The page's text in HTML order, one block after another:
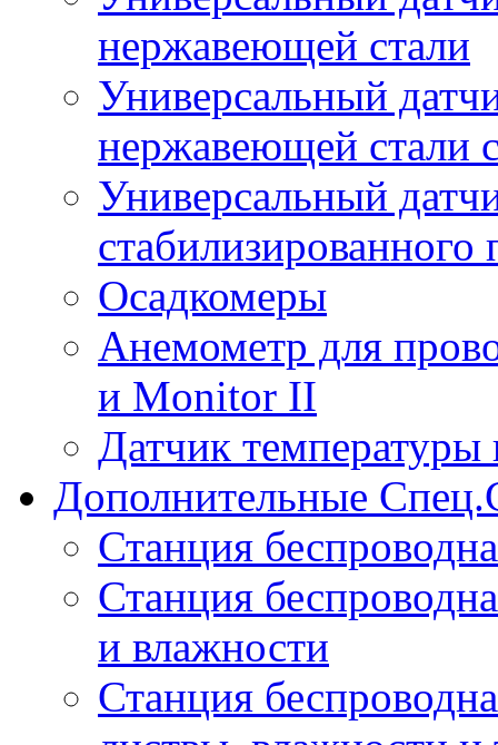
нержавеющей стали
Универсальный
нержавеющей стали
Универсальный
стабилизированного
Осадкомеры
Анемометр для
и Monitor II
Датчик температуры
Дополнительные
Станция
Станция
и влажности
Станция